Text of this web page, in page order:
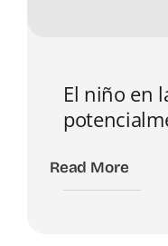
El niño en
Read More